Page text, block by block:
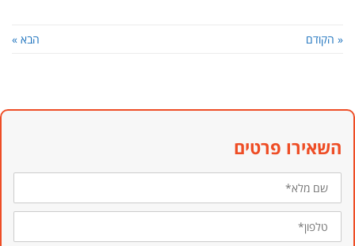
« הקודם הבא »
השאירו פרטים
שם
מלא*
טלפון*